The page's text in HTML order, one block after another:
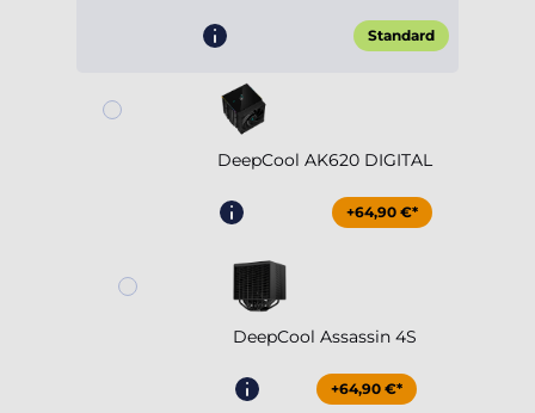
Standard
DeepCool AK620 DIGITAL
+64,90 €*
DeepCool Assassin 4S
+64,90 €*